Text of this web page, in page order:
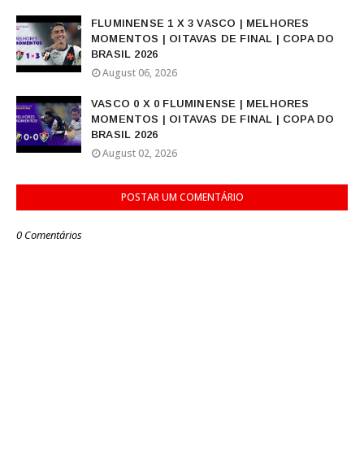
FLUMINENSE 1 X 3 VASCO | MELHORES
MOMENTOS | OITAVAS DE FINAL | COPA DO
BRASIL 2026
August 06, 2026
VASCO 0 X 0 FLUMINENSE | MELHORES
MOMENTOS | OITAVAS DE FINAL | COPA DO
BRASIL 2026
August 02, 2026
POSTAR UM COMENTÁRIO
0 Comentários